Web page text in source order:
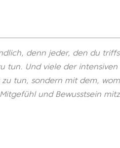
denn jeder, den du
tun. Und viele der
tun, sondern mit dem,
und Bewusstsein